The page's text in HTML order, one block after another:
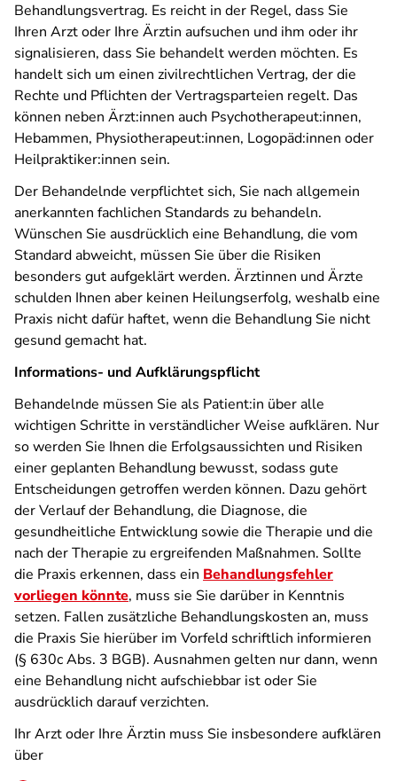
Behandlungsvertrag. Es reicht in der Regel, dass Sie
Ihren Arzt oder Ihre Ärztin aufsuchen und ihm oder ihr
signalisieren, dass Sie behandelt werden möchten. Es
handelt sich um einen zivilrechtlichen Vertrag, der die
Rechte und Pflichten der Vertragsparteien regelt. Das
können neben Ärzt:innen auch Psychotherapeut:innen,
Hebammen, Physiotherapeut:innen, Logopäd:innen oder
Heilpraktiker:innen sein.
Der Behandelnde verpflichtet sich, Sie nach allgemein
anerkannten fachlichen Standards zu behandeln.
Wünschen Sie ausdrücklich eine Behandlung, die vom
Standard abweicht, müssen Sie über die Risiken
besonders gut aufgeklärt werden. Ärztinnen und Ärzte
schulden Ihnen aber keinen Heilungserfolg, weshalb eine
Praxis nicht dafür haftet, wenn die Behandlung Sie nicht
gesund gemacht hat.
Informations- und Aufklärungspflicht
Behandelnde müssen Sie als Patient:in über alle
wichtigen Schritte in verständlicher Weise aufklären. Nur
so werden Sie Ihnen die Erfolgsaussichten und Risiken
einer geplanten Behandlung bewusst, sodass gute
Entscheidungen getroffen werden können. Dazu gehört
der Verlauf der Behandlung, die Diagnose, die
gesundheitliche Entwicklung sowie die Therapie und die
nach der Therapie zu ergreifenden Maßnahmen. Sollte
die Praxis erkennen, dass ein Behandlungsfehler
vorliegen könnte, muss sie Sie darüber in Kenntnis
setzen. Fallen zusätzliche Behandlungskosten an, muss
die Praxis Sie hierüber im Vorfeld schriftlich informieren
(§ 630c Abs. 3 BGB). Ausnahmen gelten nur dann, wenn
eine Behandlung nicht aufschiebbar ist oder Sie
ausdrücklich darauf verzichten.
Ihr Arzt oder Ihre Ärztin muss Sie insbesondere aufklären
über